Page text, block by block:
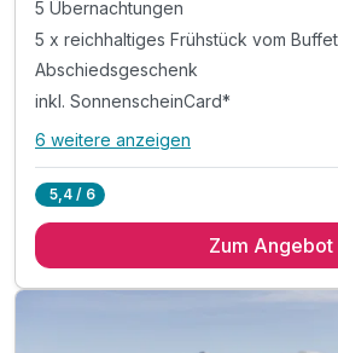
5 Übernachtungen
5 x reichhaltiges Frühstück vom Buffet
Abschiedsgeschenk
inkl. SonnenscheinCard*
Alle Inklusivleistungen
5 x reichhaltiges Frühstück vom Buffet
6 weitere anzeigen
5,4 / 6
Zum Angebot